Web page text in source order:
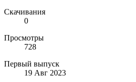
Скачивания
0
Просмотры
728
Первый выпуск
19 Авг 2023